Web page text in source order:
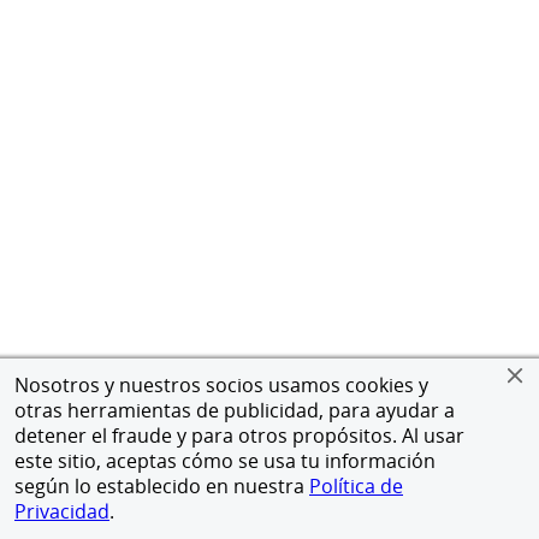
Nosotros y nuestros socios usamos cookies y
otras herramientas de publicidad, para ayudar a
detener el fraude y para otros propósitos. Al usar
este sitio, aceptas cómo se usa tu información
según lo establecido en nuestra Política de
Privacidad.